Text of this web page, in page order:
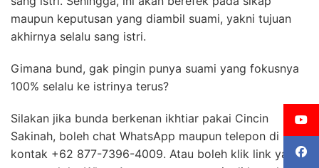
maupun keputusan yang diambil suami, yakni tujuan
akhirnya selalu sang istri.
Gimana bund, gak pingin punya suami yang fokusnya
100% selalu ke istrinya terus?
Silakan jika bunda berkenan ikhtiar pakai Cincin
Sakinah, boleh chat WhatsApp maupun telepon di
kontak +62 877-7396-4009. Atau boleh klik link yang